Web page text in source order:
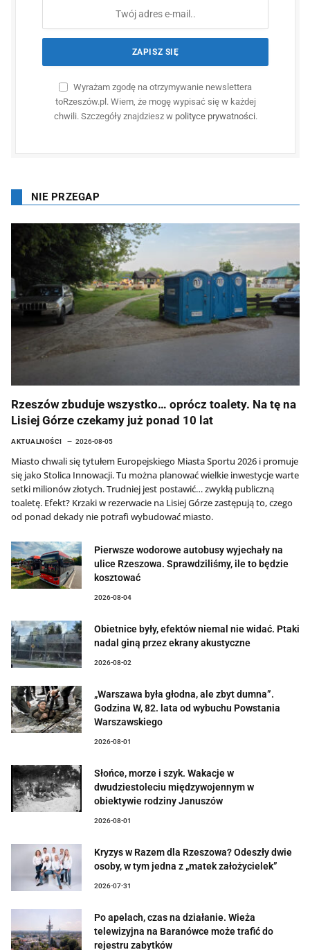
Wyrażam zgodę na otrzymywanie newslettera
toRzeszów.pl. Wiem, że mogę wypisać się w każdej
chwili. Szczegóły znajdziesz w polityce prywatności.
NIE PRZEGAP
Rzeszów zbuduje wszystko… oprócz toalety. Na tę na
Lisiej Górze czekamy już ponad 10 lat
AKTUALNOŚCI 2026-08-05
Miasto chwali się tytułem Europejskiego Miasta Sportu 2026 i promuje
się jako Stolica Innowacji. Tu można planować wielkie inwestycje warte
setki milionów złotych. Trudniej jest postawić… zwykłą publiczną
toaletę. Efekt? Krzaki w rezerwacie na Lisiej Górze zastępują to, czego
od ponad dekady nie potrafi wybudować miasto.
Pierwsze wodorowe autobusy wyjechały na
ulice Rzeszowa. Sprawdziliśmy, ile to będzie
kosztować
2026-08-04
Obietnice były, efektów niemal nie widać. Ptaki
nadal giną przez ekrany akustyczne
2026-08-02
„Warszawa była głodna, ale zbyt dumna”.
Godzina W, 82. lata od wybuchu Powstania
Warszawskiego
2026-08-01
Słońce, morze i szyk. Wakacje w
dwudziestoleciu międzywojennym w
obiektywie rodziny Januszów
2026-08-01
Kryzys w Razem dla Rzeszowa? Odeszły dwie
osoby, w tym jedna z „matek założycielek”
2026-07-31
Po apelach, czas na działanie. Wieża
telewizyjna na Baranówce może trafić do
rejestru zabytków